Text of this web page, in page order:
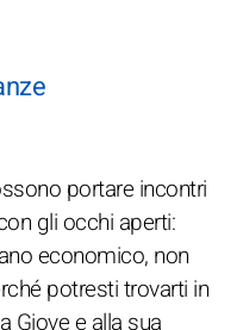
portare incontri
gli occhi aperti:
economico, non
potresti trovarti in
Giove e alla sua